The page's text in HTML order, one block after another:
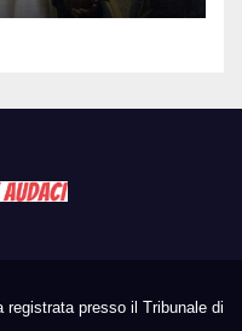
presso il Tribunale di